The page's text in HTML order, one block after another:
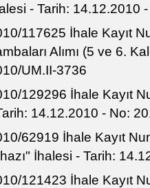
- Tarih: 14.12.2010
117625 İhale Kayıt
Alımı (5 ve 6.
UM.II-3736
129296 İhale Kayıt
14.12.2010 - No:
62919 İhale Kayıt
İhalesi - Tarih:
121423 İhale Kayıt